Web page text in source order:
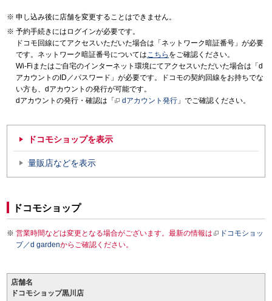
申し込み後に店舗を変更することはできません。
予約手続きにはログインが必要です。
ドコモ回線にてアクセスいただいた場合は「ネットワーク暗証番号」が必要
です。ネットワーク暗証番号についてはこちら をご確認ください。
Wi-Fiまたはご自宅のインターネット環境にてアクセスいただいた場合は「d
アカウントのID／パスワード」が必要です。ドコモの契約回線をお持ちでな
い方も、dアカウントの発行が可能です。
dアカウントの発行・確認は「
dアカウント発行 」でご確認ください。
ドコモショップを表示
量販店などを表示
ドコモショップ
営業時間などは変更となる場合がございます。最新の情報は
ドコモショッ
プ／d gardenからご確認ください。
店舗名
ドコモショップ黒川店